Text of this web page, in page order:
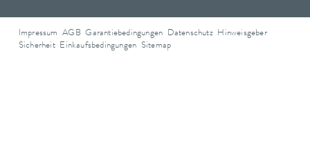
Impressum AGB Garantiebedingungen Datenschutz
Hinweisgeber
Sicherheit
Einkaufsbedingungen Sitemap